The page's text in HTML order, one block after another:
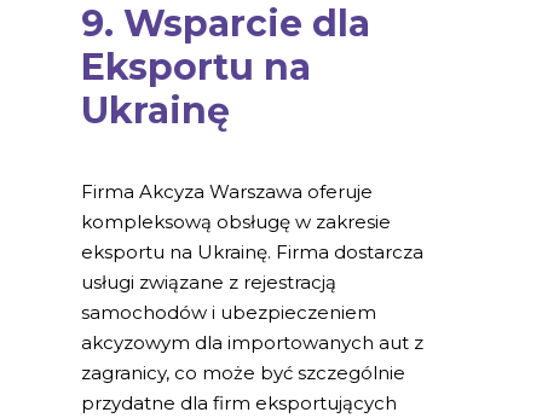
9. Wsparcie dla
Eksportu na
Ukrainę
Firma Akcyza Warszawa oferuje
kompleksową obsługę w zakresie
eksportu na Ukrainę. Firma dostarcza
usługi związane z rejestracją
samochodów i ubezpieczeniem
akcyzowym dla importowanych aut z
zagranicy, co może być szczególnie
przydatne dla firm eksportujących